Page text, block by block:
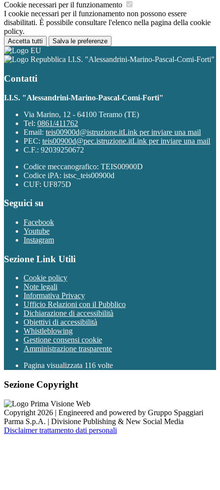
Cookie necessari per il funzionamento
I cookie necessari per il funzionamento non possono essere
disabilitati. È possibile consultare l'elenco nella pagina della cookie
policy.
Accetta tutti Salva le preferenze
I.I.S. "Alessandrini-Marino-Pascal-Comi-Forti"
Contatti
I.I.S. "Alessandrini-Marino-Pascal-Comi-Forti"
Via Marino, 12 - 64100 Teramo (TE)
Tel: 0861/411762
Email: teis00900d@istruzione.itLink per inviare una mail
PEC: teis00900d@pec.istruzione.itLink per inviare una mail
C.F.: 92039250672
Codice meccanografico: TEIS00900D
Codice iPA: istsc_teis00900d
CUF: UF875D
Seguici su
Facebook
Youtube
Instagram
Sezione Link Utili
Cookie policy
Note legali
Informativa Privacy
Ufficio Relazioni con il Pubblico
Dichiarazione di accessibilità
Obiettivi di accessibilità
Whistleblowing
Gestione consensi cookie
Amministrazione trasparente
Pagina visualizzata 116 volte
Sezione Copyright
Copyright 2026 | Engineered and powered by Gruppo Spaggiari
Parma S.p.A. | Divisione Publishing & New Social Media
Disclaimer trattamento dati personali